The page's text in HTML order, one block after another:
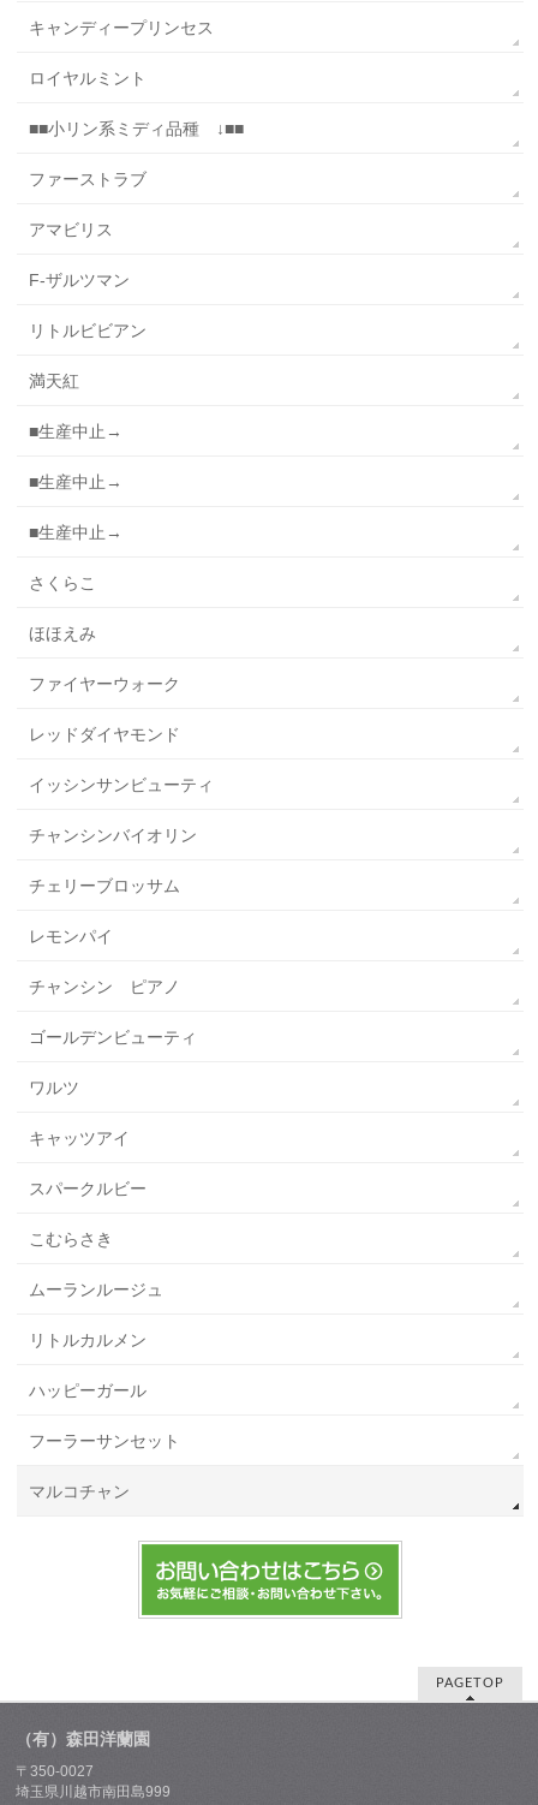
キャンディープリンセス
ロイヤルミント
■■小リン系ミディ品種 ↓■■
ファーストラブ
アマビリス
F-ザルツマン
リトルビビアン
満天紅
■生産中止→
■生産中止→
■生産中止→
さくらこ
ほほえみ
ファイヤーウォーク
レッドダイヤモンド
イッシンサンビューティ
チャンシンバイオリン
チェリーブロッサム
レモンパイ
チャンシン ピアノ
ゴールデンビューティ
ワルツ
キャッツアイ
スパークルビー
こむらさき
ムーランルージュ
リトルカルメン
ハッピーガール
フーラーサンセット
マルコチャン
PAGETOP
（有）森田洋蘭園
〒350-0027
埼玉県川越市南田島999